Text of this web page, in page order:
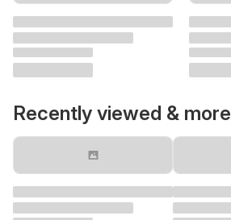
Recently viewed & more